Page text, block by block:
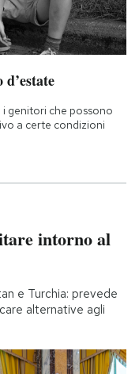
genitori che possono
a certe condizioni
intorno al
e Turchia: prevede
alternative agli